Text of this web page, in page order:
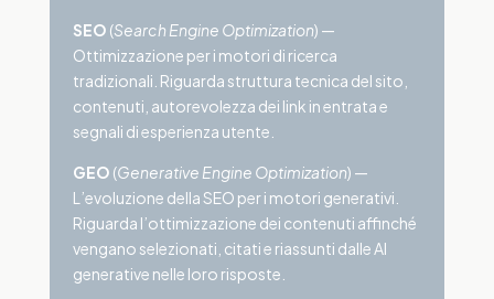
SEO (Search Engine Optimization) —
Ottimizzazione per i motori di ricerca
tradizionali. Riguarda struttura tecnica del sito,
contenuti, autorevolezza dei link in entrata e
segnali di esperienza utente.
GEO (Generative Engine Optimization) —
L’evoluzione della SEO per i motori generativi.
Riguarda l’ottimizzazione dei contenuti affinché
vengano selezionati, citati e riassunti dalle AI
generative nelle loro risposte.